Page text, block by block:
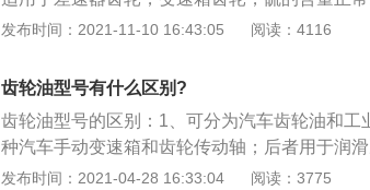
的区分，负重中小级别的如轿车等多使用GL4
车以及军用车辆等。
较大的差速器，齿轮以及变速箱，润滑油中的
以叫做齿轮油，它是分等级的，是从GL1-GL5
高扭矩的条件下，汽车双曲线齿轮传动和手动
的，变速箱的润滑油一般是在两年或者是6万公
发布时间：2021-11-10 16:43:05 阅读：4116
齿轮油型号有什么区别?
齿轮油型号的区别：1、可分为汽车齿轮油和工
种汽车手动变速箱和齿轮传动轴；后者用于润
工业的齿轮装置；2、汽车齿轮油按其质量水平
发布时间：2021-04-28 16:33:04 阅读：3775